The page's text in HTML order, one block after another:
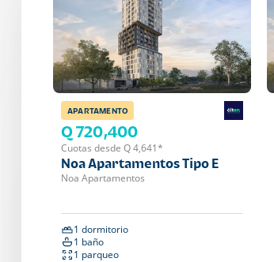
APARTAMENTO
Q 720,400
Cuotas desde Q 4,641*
Noa Apartamentos Tipo E
Noa Apartamentos
1 dormitorio
1 baño
1 parqueo